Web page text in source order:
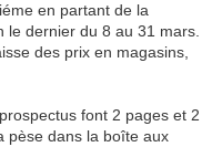
en partant de la
dernier du 8 au 31 mars.
des prix en magasins,
font 2 pages et 2
pèse dans la boîte aux